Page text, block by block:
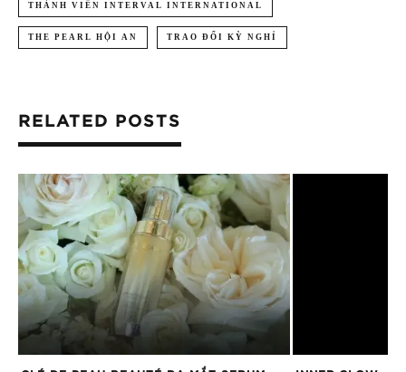
THÀNH VIÊN INTERVAL INTERNATIONAL
THE PEARL HỘI AN TRAO ĐỔI KỲ NGHỈ
RELATED POSTS